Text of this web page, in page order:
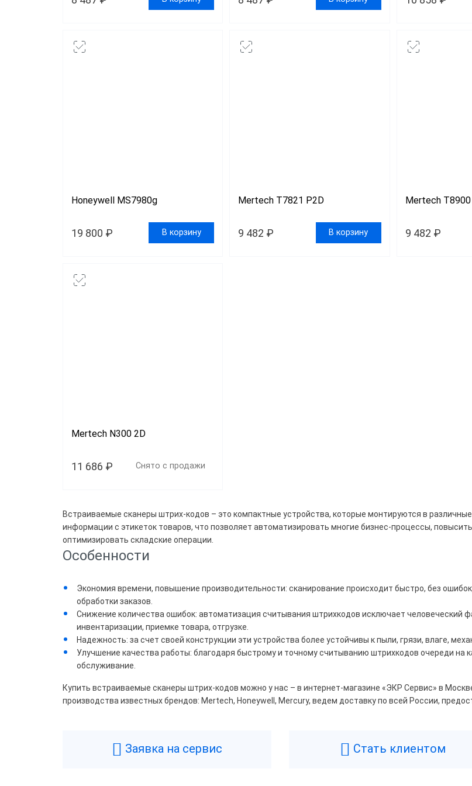
Сканеры Честный Знак
Honeywell MS7980g
19 800 ₽ В корзину
Mertech T7821 P2D
9 482 ₽ В корзину
Mertech T8900
9 482 ₽
Mertech N300 2D
11 686 ₽ Снято с продажи
Цена
Дешевле 9 482 ₽
Honeywell
Белый Бескорпусной
Встраиваемые сканеры штрих-кодов – это компактные устройства, которые монтируются в
информации с этикеток товаров, что позволяет автоматизировать многие бизнес-процессы,
оптимизировать складские операции.
Особенности
Экономия времени, повышение производительности: сканирование происходит быстро, без
обработки заказов.
Снижение количества ошибок: автоматизация считывания штрихкодов исключает человеческий
инвентаризации, приемке товара, отгрузке.
Надежность: за счет своей конструкции эти устройства более устойчивы к пыли, грязи, влаге,
Улучшение качества работы: благодаря быстрому и точному считыванию штрихкодов очереди на
обслуживание.
Купить встраиваемые сканеры штрих-кодов можно у нас – в интернет-магазине «ЭКР Сервис» в
производства известных брендов: Mertech, Honeywell, Mercury, ведем доставку по всей России,
Заявка на сервис Стать клиентом